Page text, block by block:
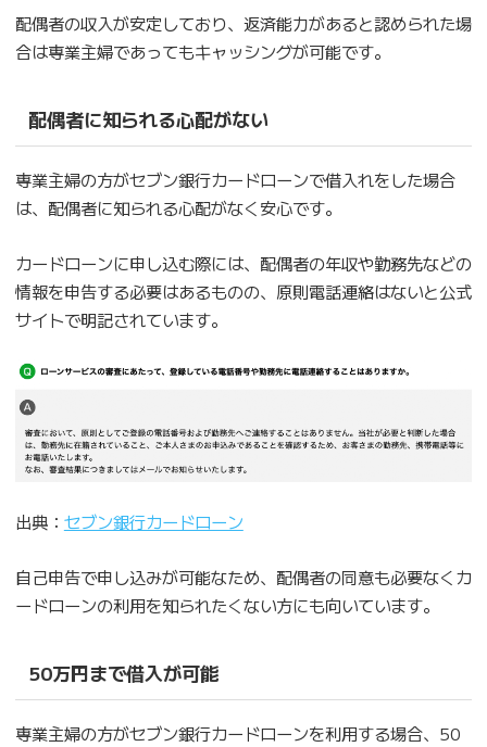
配偶者の収入が安定しており、返済能力があると認められた場
合は専業主婦であってもキャッシングが可能です。
配偶者に知られる心配がない
専業主婦の方がセブン銀行カードローンで借入れをした場合
は、配偶者に知られる心配がなく安心です。
カードローンに申し込む際には、配偶者の年収や勤務先などの
情報を申告する必要はあるものの、原則電話連絡はないと公式
サイトで明記されています。
出典： セブン銀行カードローン
自己申告で申し込みが可能なため、配偶者の同意も必要なくカ
ードローンの利用を知られたくない方にも向いています。
50万円まで借入が可能
専業主婦の方がセブン銀行カードローンを利用する場合、50